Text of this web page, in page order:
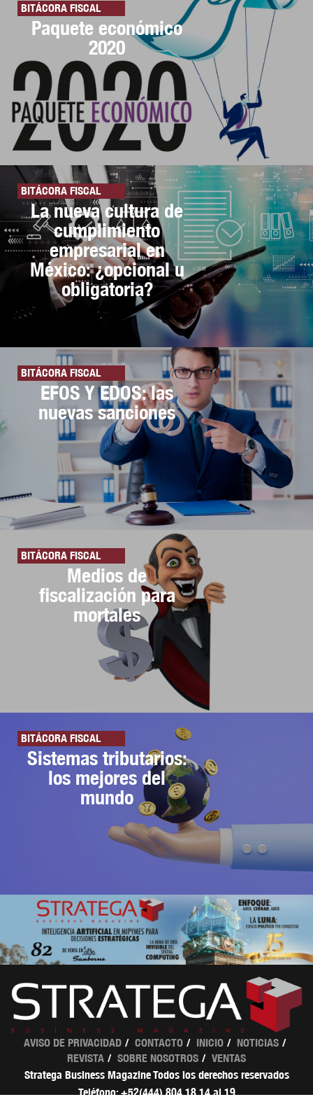
BITÁCORA FISCAL
Paquete económico
2020
BITÁCORA FISCAL
La nueva cultura de
cumplimiento
empresarial en
México: ¿opcional u
obligatoria?
BITÁCORA FISCAL
EFOS Y EDOS: las
nuevas sanciones
BITÁCORA FISCAL
Medios de
fiscalización para
mortales
BITÁCORA FISCAL
Sistemas tributarios:
los mejores del
mundo
AVISO DE PRIVACIDAD CONTACTO INICIO
NOTICIAS
REVISTA
SOBRE NOSOTROS
VENTAS
Stratega Business Magazine Todos los derechos reservados
Teléfono: +52(444) 804 18 14 al 19